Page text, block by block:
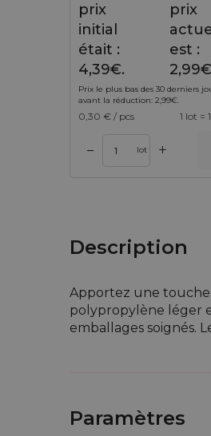
prix
initial
était :
4,39€.
prix
est :
Prix le plus bas des 30 derniers
avant la réduction: 2,99€.
0,30 € / pcs 1 lot =
– lot +
Ajouter au panier
Description
Apportez une touche
polypropylène léger
emballages soignés.
Emballage prêt à
Valorisation
Paramètres